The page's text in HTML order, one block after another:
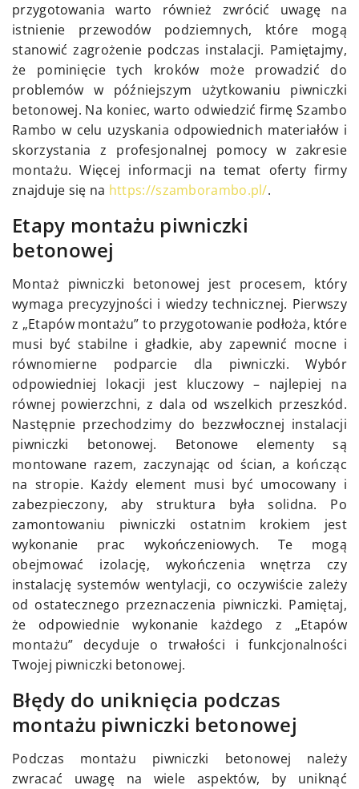
przygotowania warto również zwrócić uwagę na
istnienie przewodów podziemnych, które mogą
stanowić zagrożenie podczas instalacji. Pamiętajmy,
że pominięcie tych kroków może prowadzić do
problemów w późniejszym użytkowaniu piwniczki
betonowej. Na koniec, warto odwiedzić firmę Szambo
Rambo w celu uzyskania odpowiednich materiałów i
skorzystania z profesjonalnej pomocy w zakresie
montażu. Więcej informacji na temat oferty firmy
znajduje się na https://szamborambo.pl/.
Etapy montażu piwniczki
betonowej
Montaż piwniczki betonowej jest procesem, który
wymaga precyzyjności i wiedzy technicznej. Pierwszy
z „Etapów montażu” to przygotowanie podłoża, które
musi być stabilne i gładkie, aby zapewnić mocne i
równomierne podparcie dla piwniczki. Wybór
odpowiedniej lokacji jest kluczowy – najlepiej na
równej powierzchni, z dala od wszelkich przeszkód.
Następnie przechodzimy do bezzwłocznej instalacji
piwniczki betonowej. Betonowe elementy są
montowane razem, zaczynając od ścian, a kończąc
na stropie. Każdy element musi być umocowany i
zabezpieczony, aby struktura była solidna. Po
zamontowaniu piwniczki ostatnim krokiem jest
wykonanie prac wykończeniowych. Te mogą
obejmować izolację, wykończenia wnętrza czy
instalację systemów wentylacji, co oczywiście zależy
od ostatecznego przeznaczenia piwniczki. Pamiętaj,
że odpowiednie wykonanie każdego z „Etapów
montażu” decyduje o trwałości i funkcjonalności
Twojej piwniczki betonowej.
Błędy do uniknięcia podczas
montażu piwniczki betonowej
Podczas montażu piwniczki betonowej należy
zwracać uwagę na wiele aspektów, by uniknąć